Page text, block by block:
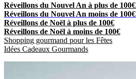
Réveillons du Nouvel An à plus de 100€
Réveillons du Nouvel An moins de 100€
Réveillons de Noël à plus de 100€
Réveillons de Noël à moins de 100€
Shopping gourmand pour les Fêtes
Idées Cadeaux Gourmands